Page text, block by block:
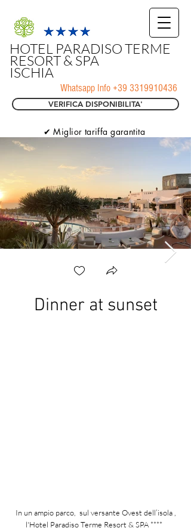
HOTEL PARADISO TERME
RESORT & SPA
ISCHIA
VERIFICA DISPONIBILITA'
Whatsapp Info +39 3319910436
✔ Miglior tariffa garantita
Dinner at sunset
In un ampio parco, sul versante Ovest dell’isola ,
l'Hotel Paradiso Terme Resort & SPA ****